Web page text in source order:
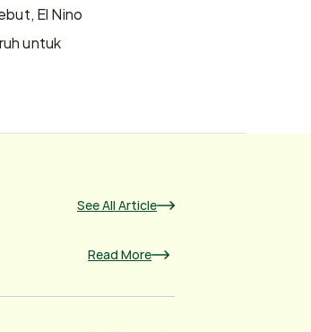
El Nino
untuk
See All Article
Read More